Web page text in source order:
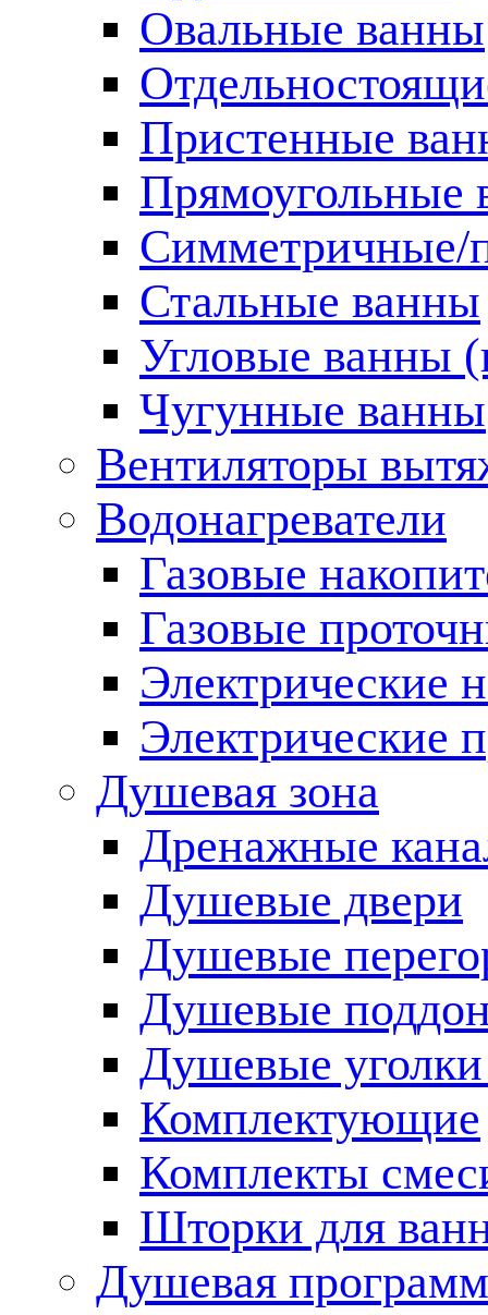
Овальные ванны
Пристенные
Прямоугольные
Симметричные/
Стальные ванны
Угловые ванны
Чугунные ванны
Вентиляторы
Водонагреватели
Газовые
Газовые
Электрические
Электрические
Душевая зона
Дренажные
Душевые двери
Душевые
Душевые
Душевые
Комплектующие
Комплекты
Шторки для
Душевая